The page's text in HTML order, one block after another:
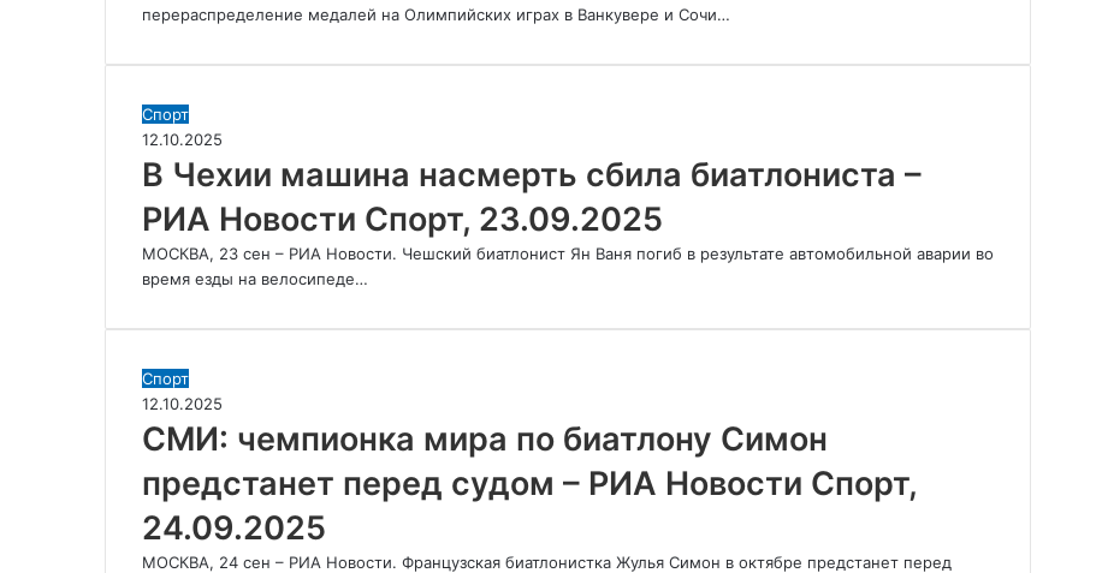
перераспределение медалей на Олимпийских играх в Ванкувере и Сочи…
В
Чехии
машина
насмерть
сбила
–
РИА
23.09.2025
Спорт
12.10.2025
В Чехии машина насмерть сбила биатлониста –
РИА Новости Спорт, 23.09.2025
МОСКВА, 23 сен – РИА Новости. Чешский биатлонист Ян Ваня погиб в результате автомобильной аварии во
время езды на велосипеде…
СМИ:
чемпионка
мира
по
биатлону
Симон
предстанет
перед
Спорт
12.10.2025
СМИ: чемпионка мира по биатлону Симон
предстанет перед судом – РИА Новости Спорт,
24.09.2025
МОСКВА, 24 сен – РИА Новости. Французская биатлонистка Жулья Симон в октябре предстанет перед